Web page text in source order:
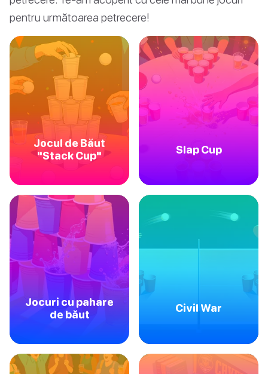
pentru următoarea petrecere!
Jocul de Băut
"Stack Cup"
Slap Cup
Jocuri cu pahare
de băut
Civil War